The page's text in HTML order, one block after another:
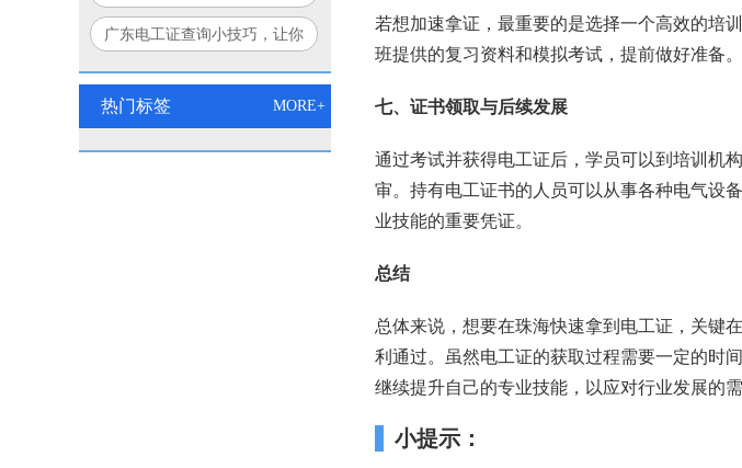
个方法让你豁然开朗！
广东电工证查询小技巧，让你
热门标签 MORE+
若想加速拿证，最重要的是选择一个高效的培
班提供的复习资料和模拟考试，提前做好准备
七、证书领取与后续发展
通过考试并获得电工证后，学员可以到培训机
审。持有电工证书的人员可以从事各种电气设
业技能的重要凭证。
总结
总体来说，想要在珠海快速拿到电工证，关键
利通过。虽然电工证的获取过程需要一定的时
继续提升自己的专业技能，以应对行业发展的需
小提示：